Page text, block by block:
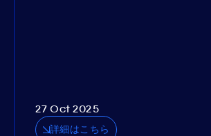
27 Oct 2025
詳細はこちら